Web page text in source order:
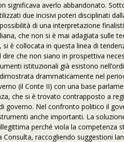
significava averlo abbandonato.
due incisivi poteri disciplinati
di una interpretazione
che non si è mai adagiata sulle
si è collocata in questa linea di
dire che non siano in prospettiva
istituzionali già esistono
drammaticamente nel
(il Conte II) con una base
che si è trovato contrapposto a
governo. Nel confronto politico il
anche importanti. La
perché viola la competenza
raccogliendo suggestioni